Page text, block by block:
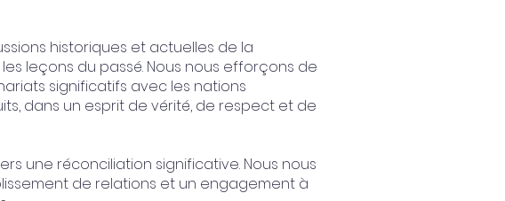
historiques et actuelles de la
leçons du passé. Nous nous efforçons de
significatifs avec les nations
dans un esprit de vérité, de respect et de
une réconciliation significative. Nous nous
de relations et un engagement à